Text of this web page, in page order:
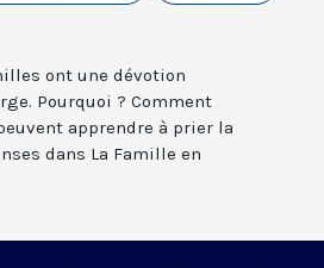
ont une dévotion
Pourquoi ? Comment
apprendre à prier la
dans La Famille en